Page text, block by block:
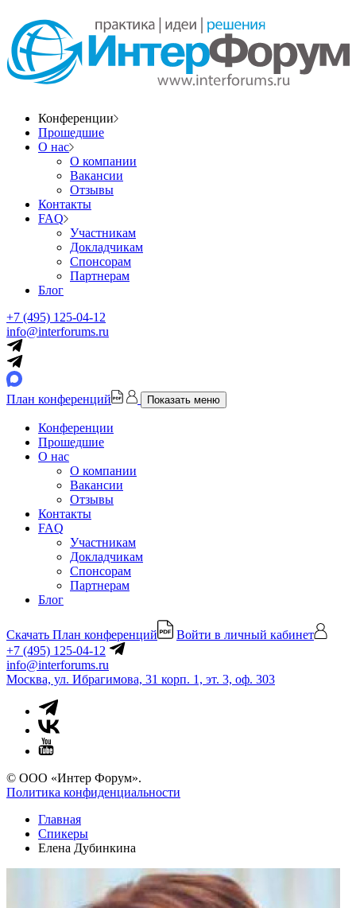
Конференции
Прошедшие
О нас
О компании
Вакансии
Отзывы
Контакты
FAQ
Участникам
Докладчикам
Спонсорам
Партнерам
Блог
+7 (495) 125-04-12
info@interforums.ru
План конференций Показать меню
Конференции
Прошедшие
О нас
О компании
Вакансии
Отзывы
Контакты
FAQ
Участникам
Докладчикам
Спонсорам
Партнерам
Блог
Скачать План конференций
Войти в личный кабинет
+7 (495) 125-04-12
info@interforums.ru
Москва, ул. Ибрагимова, 31 корп. 1, эт. 3, оф. 303
© ООО «Интер Форум».
Политика конфиденциальности
Главная
Спикеры
Елена Дубинкина